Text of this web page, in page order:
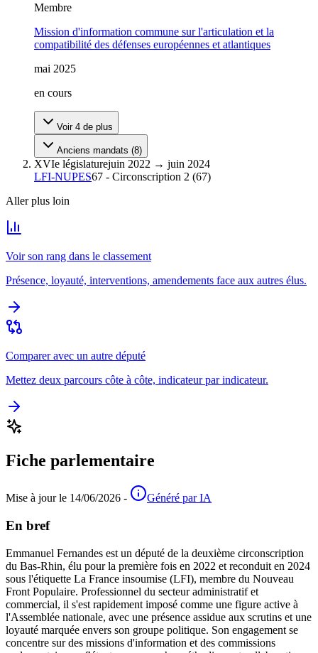
Membre
Mission d'information commune sur l'articulation et la
compatibilité des défenses européennes et atlantiques
mai 2025
en cours
Voir 4 de plus
Anciens mandats (8)
XVIe législaturejuin 2022 → juin 2024
LFI-NUPES67 - Circonscription 2 (67)
Aller plus loin
Voir son rang dans le classement
Présence, loyauté, interventions, amendements face aux autres élus.
Comparer avec un autre député
Mettez deux parcours côte à côte, indicateur par indicateur.
Fiche parlementaire
Mise à jour le 14/06/2026 - Généré par IA
En bref
Emmanuel Fernandes est un député de la deuxième circonscription
du Bas-Rhin, élu pour la première fois en 2022 et reconduit en 2024
sous l'étiquette La France insoumise (LFI), membre du Nouveau
Front Populaire. Professionnel du secteur administratif et
commercial, il s'est rapidement imposé comme une figure active à
l'Assemblée nationale, avec une présence assidue aux scrutins et une
loyauté marquée envers son groupe politique. Son engagement se
concentre sur des missions d'information et des commissions